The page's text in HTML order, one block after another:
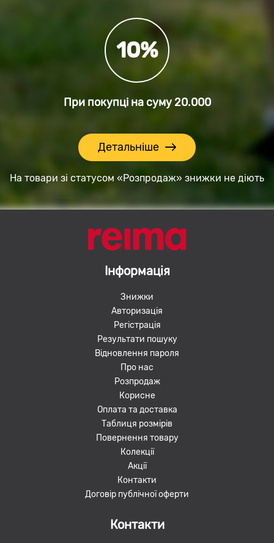
10%
При покупці на суму20.000
Детальніше
На товари зі статусом «Розпродаж» знижки не діють
Інформація
Знижки
Авторизація
Регістрація
Результати пошуку
Відновлення пароля
Про нас
Розпродаж
Корисне
Оплата та доставка
Таблиця розмірів
Повернення товару
Колекції
Акції
Контакти
Договір публічної оферти
Контакти